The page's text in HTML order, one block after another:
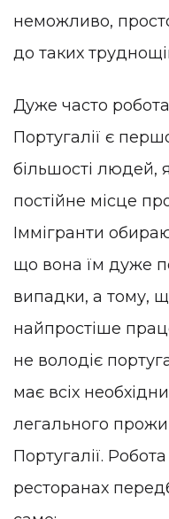
неможливо,
до таких
Дуже часто
Португалії є
більшості людей,
постійне місце
Іммігранти
що вона їм дуже
випадки, а тому,
найпростіше
не володіє
має всіх
легального
Португалії.
ресторанах